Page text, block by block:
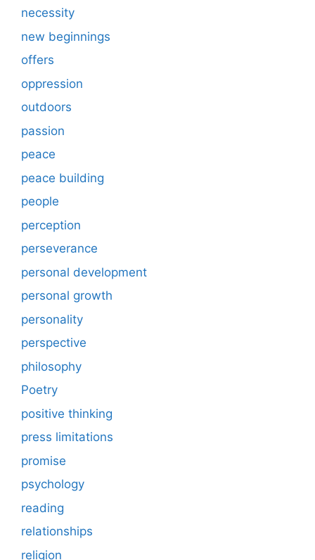
necessity
new beginnings
offers
oppression
outdoors
passion
peace
peace building
people
perception
perseverance
personal development
personal growth
personality
perspective
philosophy
Poetry
positive thinking
press limitations
promise
psychology
reading
relationships
religion